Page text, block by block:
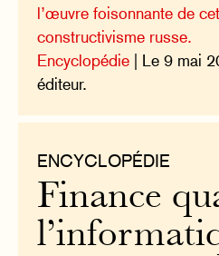
l’œuvre foisonnante de
constructivisme russe.
Encyclopédie | Le 9 mai
éditeur.
ENCYCLOPÉDIE
Finance